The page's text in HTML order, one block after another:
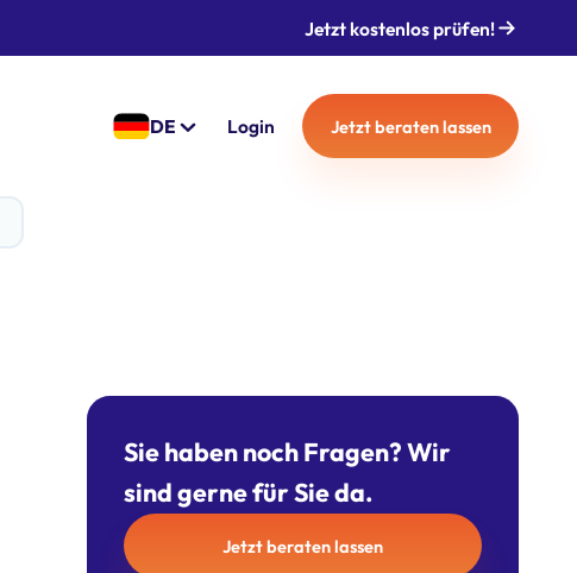
Jetzt kostenlos prüfen!
DE Login Jetzt beraten lassen
Sie haben noch Fragen? Wir
sind gerne für Sie da.
Jetzt beraten lassen